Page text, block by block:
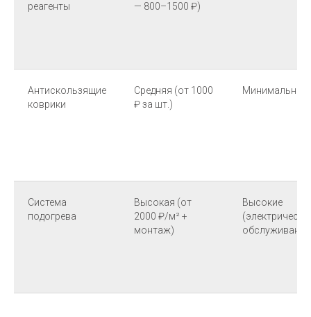
реагенты
— 800–1500 ₽)
Антискользящие
коврики
Средняя (от 1000
₽ за шт.)
Минимальные
Система
подогрева
Высокая (от
2000 ₽/м² +
монтаж)
Высокие